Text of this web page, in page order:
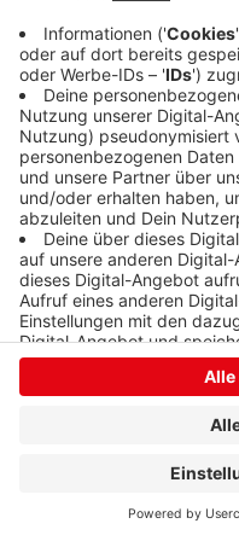
Anzeige
Anzeige
Anzeige